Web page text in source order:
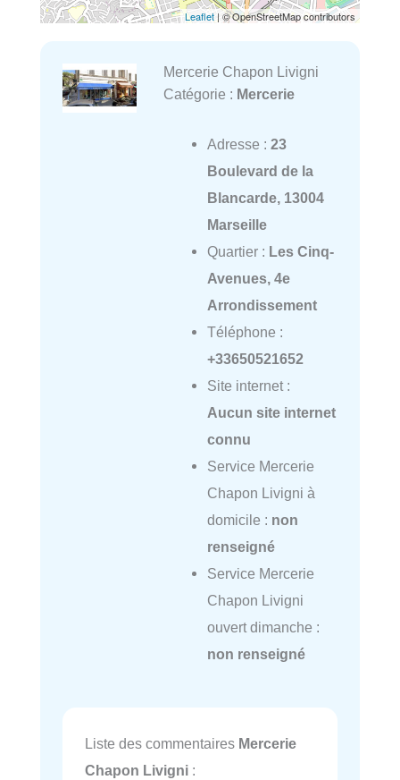
Leaflet | © OpenStreetMap contributors
Mercerie Chapon Livigni
Catégorie : Mercerie
Adresse : 23
Boulevard de la
Blancarde, 13004
Marseille
Quartier : Les Cinq-
Avenues, 4e
Arrondissement
Téléphone :
+33650521652
Site internet :
Aucun site internet
connu
Service Mercerie
Chapon Livigni à
domicile : non
renseigné
Service Mercerie
Chapon Livigni
ouvert dimanche :
non renseigné
Liste des commentaires Mercerie
Chapon Livigni :